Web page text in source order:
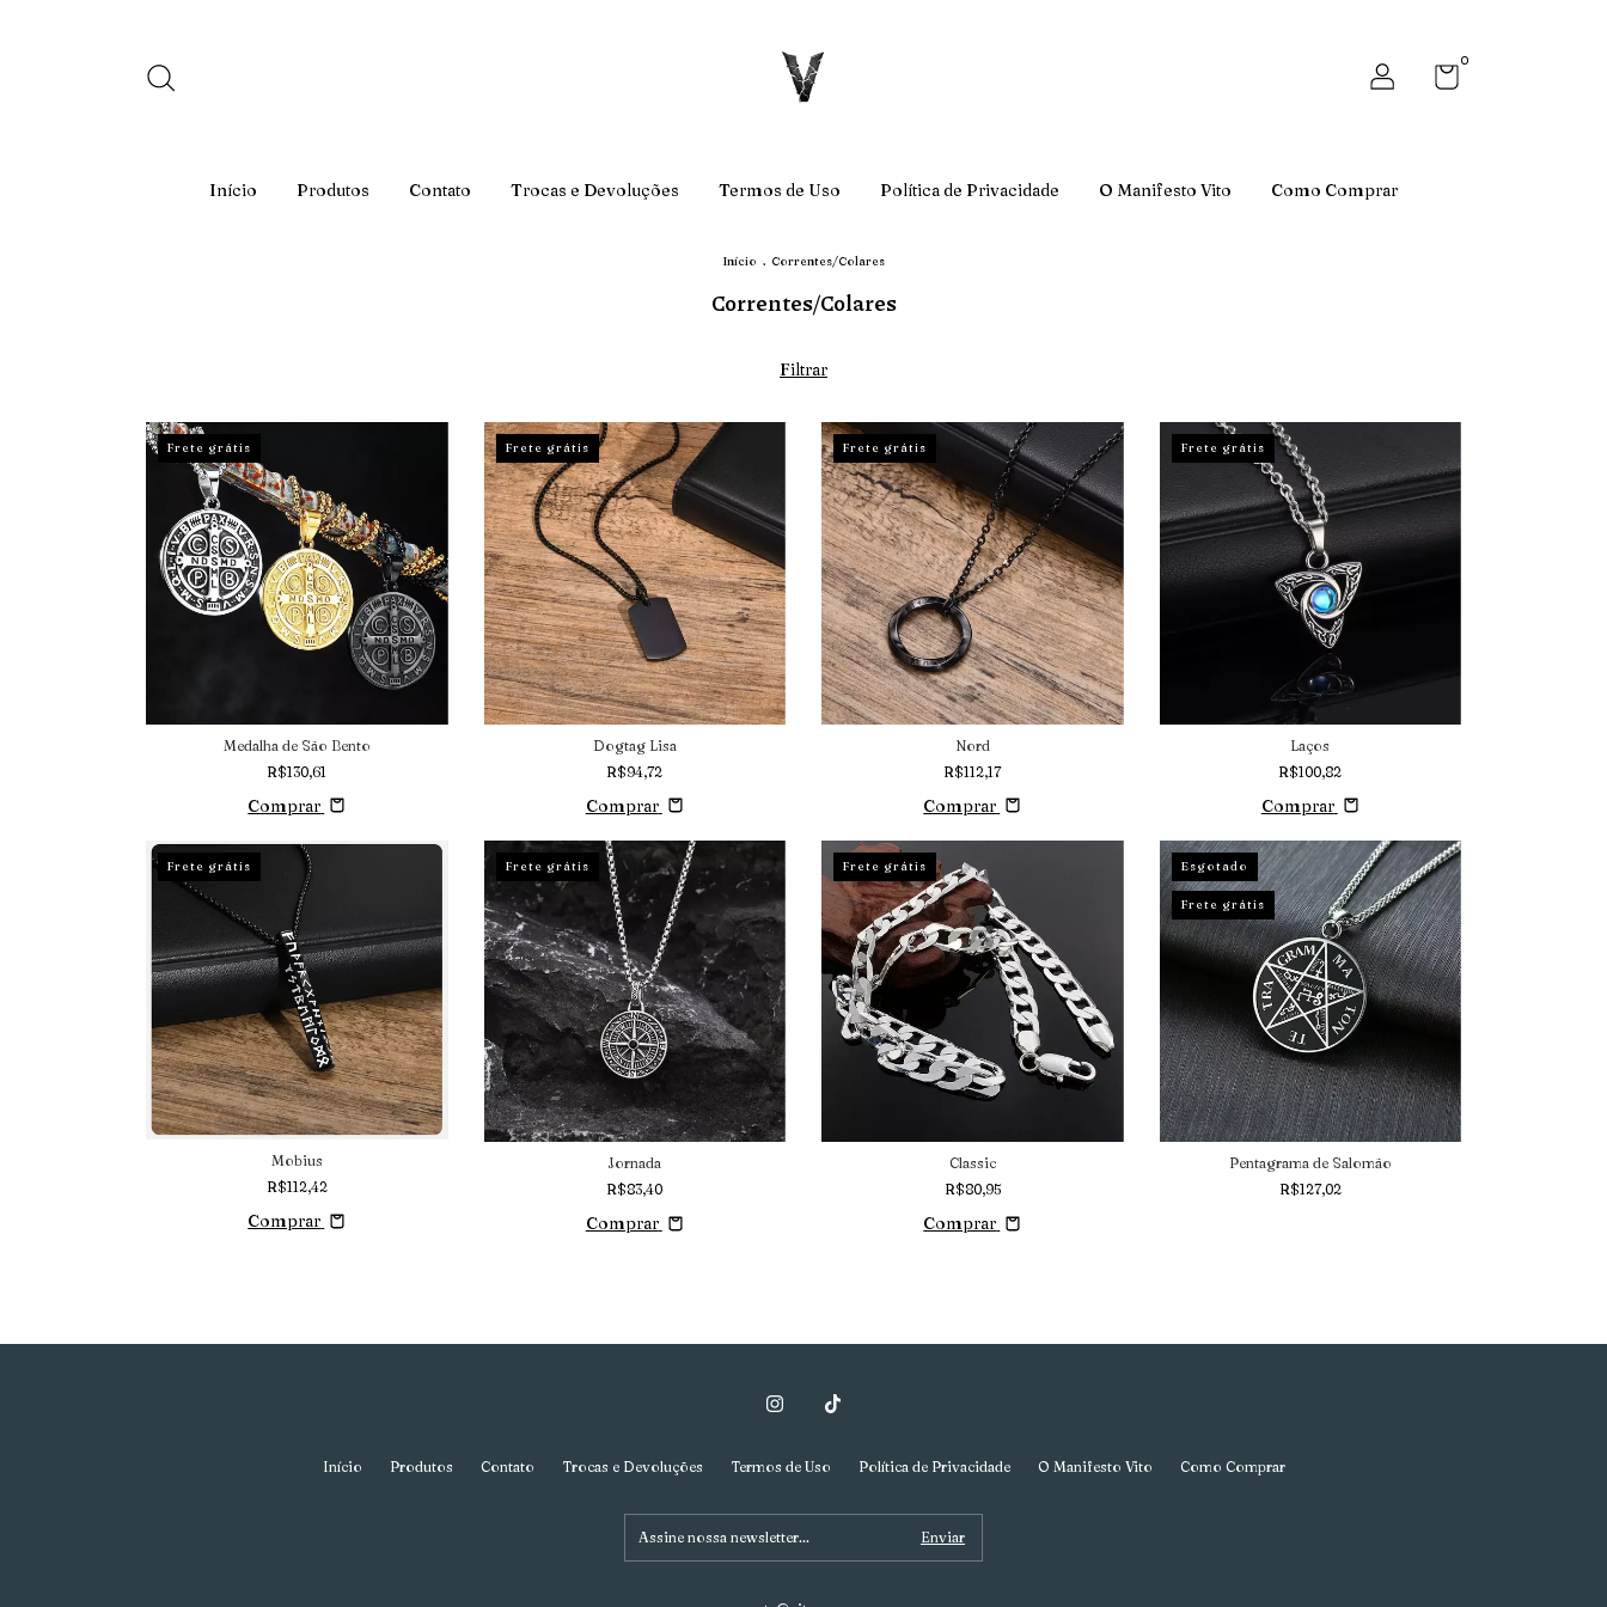
0
Início Produtos Contato Trocas e Devoluções Termos de Uso Política de Privacidade O Manifesto Vito Como Comprar
Início . Correntes/Colares
Correntes/Colares
Filtrar
Frete grátis
Medalha de São Bento
R$130,61
Comprar
Frete grátis
Dogtag Lisa
R$94,72
Comprar
Frete grátis
Nord
R$112,17
Comprar
Frete grátis
Laços
R$100,82
Comprar
Frete grátis
Mobius
R$112,42
Comprar
Frete grátis
Jornada
R$83,40
Comprar
Frete grátis
Classic
R$80,95
Comprar
Esgotado
Frete grátis
Pentagrama de Salomão
R$127,02
Início Produtos Contato Trocas e Devoluções Termos de Uso Política de Privacidade O Manifesto Vito Como Comprar